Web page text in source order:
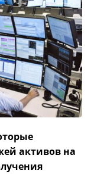
активов на